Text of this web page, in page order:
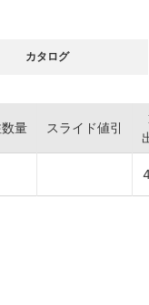
カタログ
量 スライド値引